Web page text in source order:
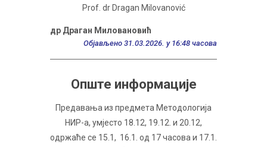
Prof. dr Dragan Milovanović
др Драган Миловановић
Објављено 31.03.2026. у 16:48 часова
Опште информације
Предавања из предмета Методологија
НИР-а, умјесто 18.12, 19.12. и 20.12,
одржаће се 15.1, 16.1. од 17 часова и 17.1.